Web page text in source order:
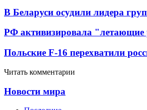
В Беларуси осудили лидера
РФ активизировала
Польские F-16 перехватили
Читать комментарии
Новости мира